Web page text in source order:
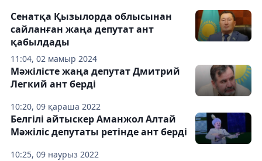
11:04, 02 мамыр 2024
Сенатқа Қызылорда облысынан
сайланған жаңа депутат ант
қабылдады
10:20, 09 қараша 2022
Мәжілісте жаңа депутат Дмитрий
Легкий ант берді
10:25, 09 наурыз 2022
Белгілі айтыскер Аманжол Алтай
Мәжіліс депутаты ретінде ант берді